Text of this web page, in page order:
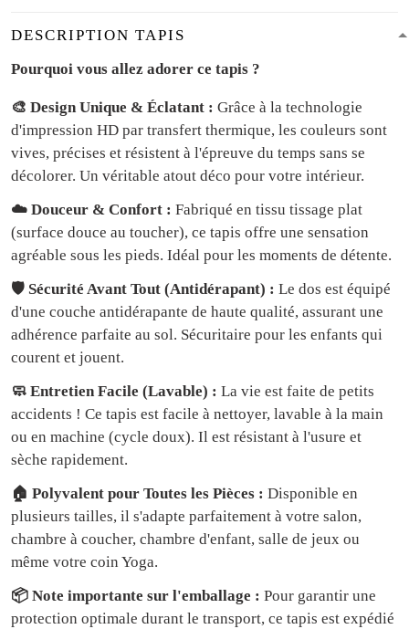
DESCRIPTION TAPIS
Pourquoi vous allez adorer ce tapis ?
🎨 Design Unique & Éclatant : Grâce à la technologie
d'impression HD par transfert thermique, les couleurs sont
vives, précises et résistent à l'épreuve du temps sans se
décolorer. Un véritable atout déco pour votre intérieur.
☁️ Douceur & Confort : Fabriqué en tissu tissage plat
(surface douce au toucher), ce tapis offre une sensation
agréable sous les pieds. Idéal pour les moments de détente.
🛡️ Sécurité Avant Tout (Antidérapant) : Le dos est équipé
d'une couche antidérapante de haute qualité, assurant une
adhérence parfaite au sol. Sécuritaire pour les enfants qui
courent et jouent.
🧼 Entretien Facile (Lavable) : La vie est faite de petits
accidents ! Ce tapis est facile à nettoyer, lavable à la main
ou en machine (cycle doux). Il est résistant à l'usure et
sèche rapidement.
🏠 Polyvalent pour Toutes les Pièces : Disponible en
plusieurs tailles, il s'adapte parfaitement à votre salon,
chambre à coucher, chambre d'enfant, salle de jeux ou
même votre coin Yoga.
📦 Note importante sur l'emballage : Pour garantir une
protection optimale durant le transport, ce tapis est expédié